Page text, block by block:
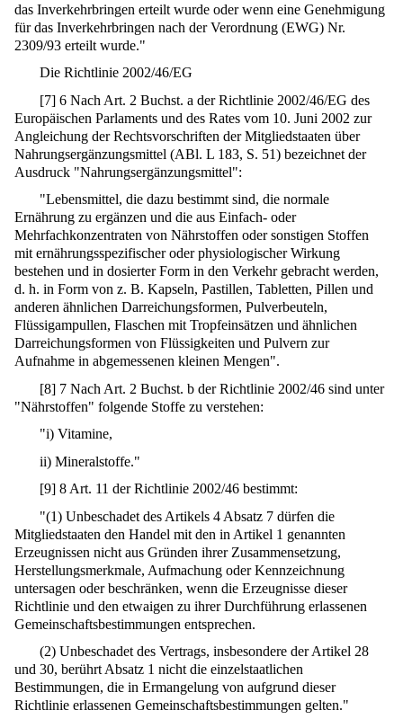
das Inverkehrbringen erteilt wurde oder wenn eine Genehmigung
für das Inverkehrbringen nach der Verordnung (EWG) Nr.
2309/93 erteilt wurde."
Die Richtlinie 2002/46/EG
[7] 6 Nach Art. 2 Buchst. a der Richtlinie 2002/46/EG des
Europäischen Parlaments und des Rates vom 10. Juni 2002 zur
Angleichung der Rechtsvorschriften der Mitgliedstaaten über
Nahrungsergänzungsmittel (ABl. L 183, S. 51) bezeichnet der
Ausdruck "Nahrungsergänzungsmittel":
"Lebensmittel, die dazu bestimmt sind, die normale
Ernährung zu ergänzen und die aus Einfach- oder
Mehrfachkonzentraten von Nährstoffen oder sonstigen Stoffen
mit ernährungsspezifischer oder physiologischer Wirkung
bestehen und in dosierter Form in den Verkehr gebracht werden,
d. h. in Form von z. B. Kapseln, Pastillen, Tabletten, Pillen und
anderen ähnlichen Darreichungsformen, Pulverbeuteln,
Flüssigampullen, Flaschen mit Tropfeinsätzen und ähnlichen
Darreichungsformen von Flüssigkeiten und Pulvern zur
Aufnahme in abgemessenen kleinen Mengen".
[8] 7 Nach Art. 2 Buchst. b der Richtlinie 2002/46 sind unter
"Nährstoffen" folgende Stoffe zu verstehen:
"i) Vitamine,
ii) Mineralstoffe."
[9] 8 Art. 11 der Richtlinie 2002/46 bestimmt:
"(1) Unbeschadet des Artikels 4 Absatz 7 dürfen die
Mitgliedstaaten den Handel mit den in Artikel 1 genannten
Erzeugnissen nicht aus Gründen ihrer Zusammensetzung,
Herstellungsmerkmale, Aufmachung oder Kennzeichnung
untersagen oder beschränken, wenn die Erzeugnisse dieser
Richtlinie und den etwaigen zu ihrer Durchführung erlassenen
Gemeinschaftsbestimmungen entsprechen.
(2) Unbeschadet des Vertrags, insbesondere der Artikel 28
und 30, berührt Absatz 1 nicht die einzelstaatlichen
Bestimmungen, die in Ermangelung von aufgrund dieser
Richtlinie erlassenen Gemeinschaftsbestimmungen gelten."